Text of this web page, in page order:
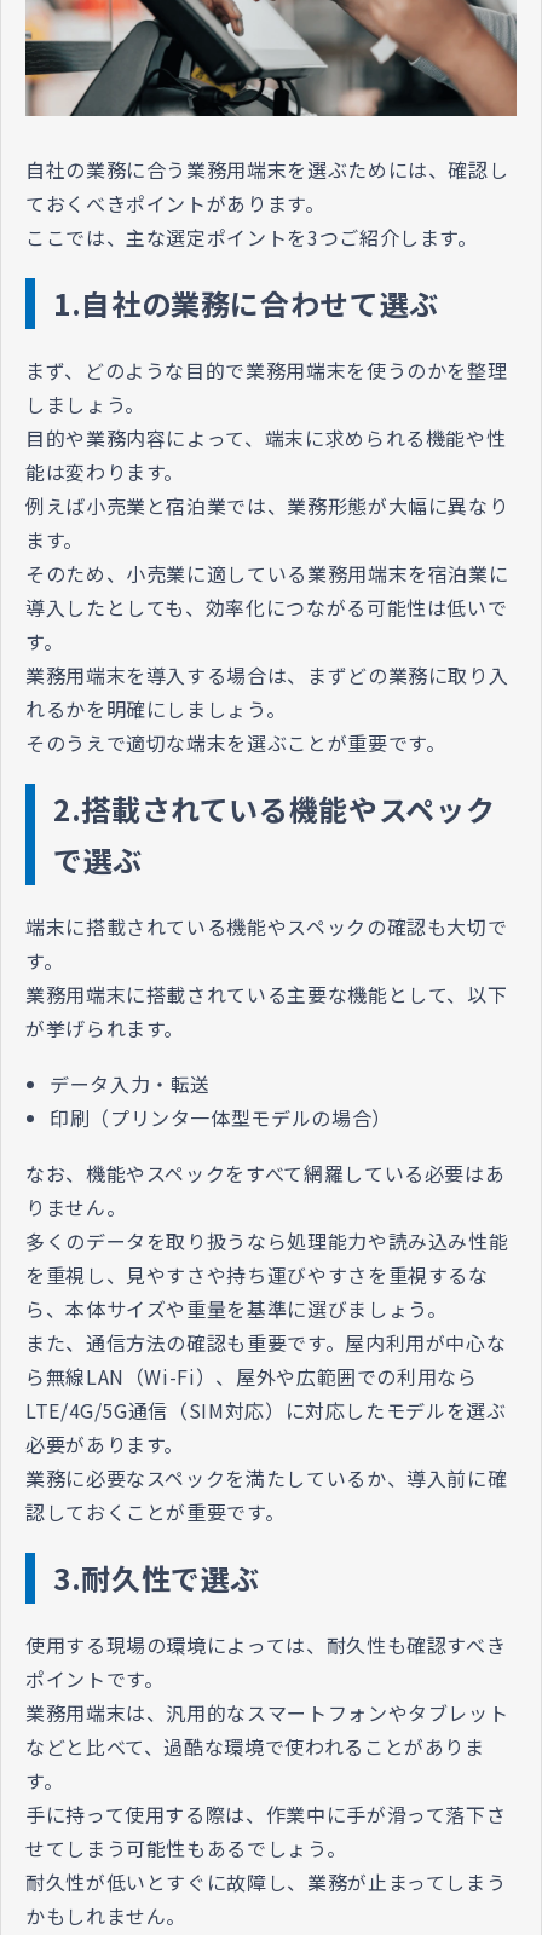
自社の業務に合う業務用端末を選ぶためには、確認し
ておくべきポイントがあります。
ここでは、主な選定ポイントを3つご紹介します。
1.自社の業務に合わせて選ぶ
まず、どのような目的で業務用端末を使うのかを整理
しましょう。
目的や業務内容によって、端末に求められる機能や性
能は変わります。
例えば小売業と宿泊業では、業務形態が大幅に異なり
ます。
そのため、小売業に適している業務用端末を宿泊業に
導入したとしても、効率化につながる可能性は低いで
す。
業務用端末を導入する場合は、まずどの業務に取り入
れるかを明確にしましょう。
そのうえで適切な端末を選ぶことが重要です。
2.搭載されている機能やスペック
で選ぶ
端末に搭載されている機能やスペックの確認も大切で
す。
業務用端末に搭載されている主要な機能として、以下
が挙げられます。
データ入力・転送
印刷（プリンタ一体型モデルの場合）
なお、機能やスペックをすべて網羅している必要はあ
りません。
多くのデータを取り扱うなら処理能力や読み込み性能
を重視し、見やすさや持ち運びやすさを重視するな
ら、本体サイズや重量を基準に選びましょう。
また、通信方法の確認も重要です。屋内利用が中心な
ら無線LAN（Wi-Fi）、屋外や広範囲での利用なら
LTE/4G/5G通信（SIM対応）に対応したモデルを選ぶ
必要があります。
業務に必要なスペックを満たしているか、導入前に確
認しておくことが重要です。
3.耐久性で選ぶ
使用する現場の環境によっては、耐久性も確認すべき
ポイントです。
業務用端末は、汎用的なスマートフォンやタブレット
などと比べて、過酷な環境で使われることがありま
す。
手に持って使用する際は、作業中に手が滑って落下さ
せてしまう可能性もあるでしょう。
耐久性が低いとすぐに故障し、業務が止まってしまう
かもしれません。